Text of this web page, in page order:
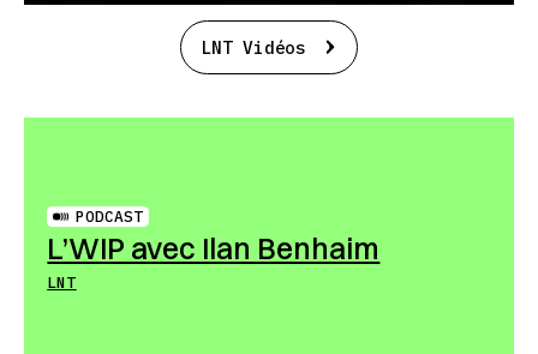
LNT Vidéos
PODCAST
L’WIP avec Ilan Benhaim
LNT